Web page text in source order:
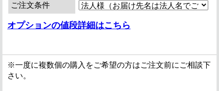
ご注文条件
オプションの値段詳細はこちら
※一度に複数個の購入をご希望の方はご注文前にご相談下
さい。